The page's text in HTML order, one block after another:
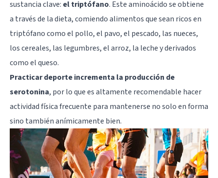
sustancia clave: el triptófano. Este aminoácido se obtiene
a través de la dieta, comiendo alimentos que sean ricos en
triptófano como el pollo, el pavo, el pescado, las nueces,
los cereales, las legumbres, el arroz, la leche y derivados
como el queso.
Practicar deporte incrementa la producción de
serotonina, por lo que es altamente recomendable hacer
actividad física frecuente para mantenerse no solo en forma
sino también anímicamente bien.